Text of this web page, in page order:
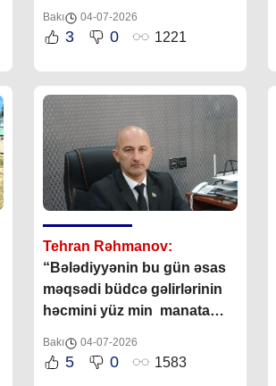
Bakı 04-07-2026
3 0 1221
Tehran Rəhmanov:
“Bələdiyyənin bu gün əsas
məqsədi büdcə gəlirlərinin
həcmini yüz min manata
Bakı 04-07-2026
5 0 1583